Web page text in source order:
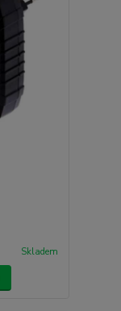
Skladem